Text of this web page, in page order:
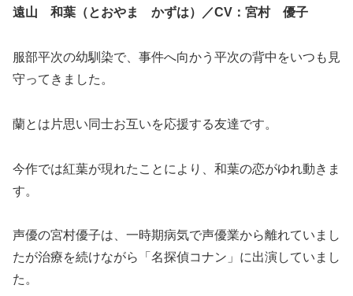
遠山 和葉（とおやま かずは）／CV ：宮村 優子
服部平次の幼馴染で、事件へ向かう平次の背中をいつも見
守ってきました。
蘭とは片思い同士お互いを応援する友達です。
今作では紅葉が現れたことにより、和葉の恋がゆれ動きま
す。
声優の宮村優子は、一時期病気で声優業から離れていまし
たが治療を続けながら「名探偵コナン」に出演していまし
た。